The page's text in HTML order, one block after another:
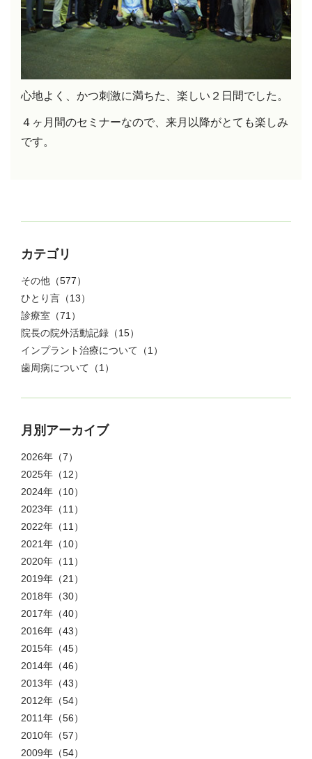
心地よく、かつ刺激に満ちた、楽しい２日間でした。
４ヶ月間のセミナーなので、来月以降がとても楽しみ
です。
カテゴリ
その他 （577）
ひとり言 （13）
診療室 （71）
院長の院外活動記録 （15）
インプラント治療について （1）
歯周病について （1）
月別アーカイブ
2026年 （7）
2025年 （12）
2024年 （10）
2023年 （11）
2022年 （11）
2021年 （10）
2020年 （11）
2019年 （21）
2018年 （30）
2017年 （40）
2016年 （43）
2015年 （45）
2014年 （46）
2013年 （43）
2012年 （54）
2011年 （56）
2010年 （57）
2009年 （54）